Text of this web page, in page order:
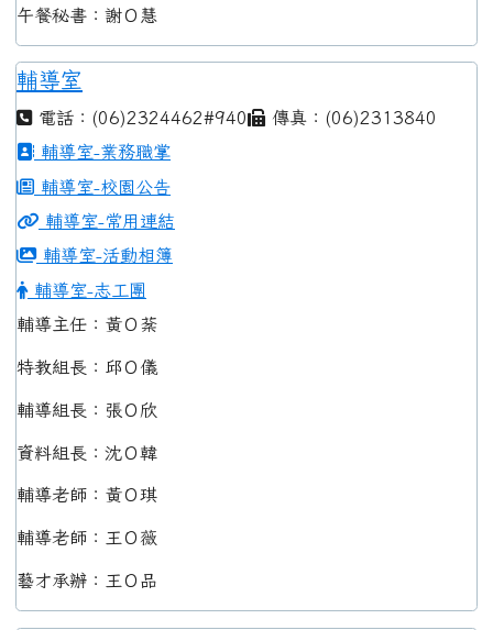
午餐秘書：謝Ｏ慧
輔導室
電話：(06)2324462#940
傳真：(06)2313840
輔導室-業務職掌
輔導室-校園公告
輔導室-常用連結
輔導室-活動相簿
輔導室-志工團
輔導主任：黃Ｏ棻
特教組長：邱Ｏ儀
輔導組長：張Ｏ欣
資料組長：沈Ｏ韓
輔導老師：黃Ｏ琪
輔導老師：王Ｏ薇
藝才承辦：王Ｏ品